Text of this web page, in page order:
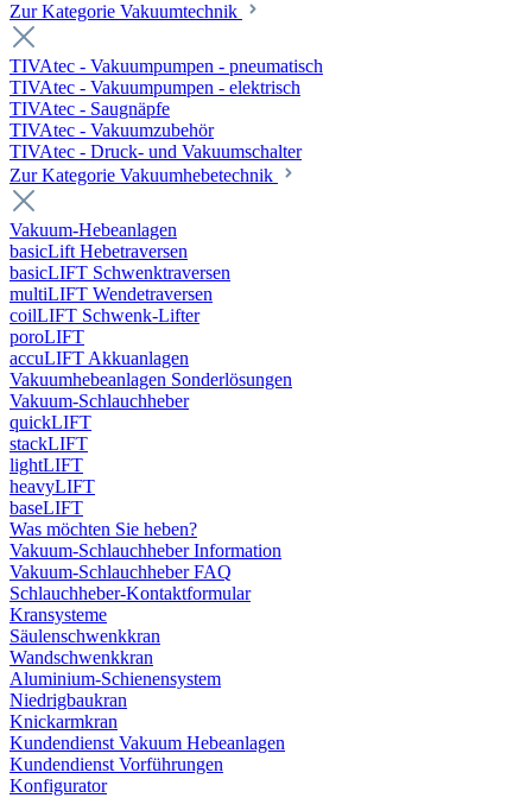
Zur Kategorie Vakuumtechnik
TIVAtec - Vakuumpumpen - pneumatisch
TIVAtec - Vakuumpumpen - elektrisch
TIVAtec - Saugnäpfe
TIVAtec - Vakuumzubehör
TIVAtec - Druck- und Vakuumschalter
Zur Kategorie Vakuumhebetechnik
Vakuum-Hebeanlagen
basicLift Hebetraversen
basicLIFT Schwenktraversen
multiLIFT Wendetraversen
coilLIFT Schwenk-Lifter
poroLIFT
accuLIFT Akkuanlagen
Vakuumhebeanlagen Sonderlösungen
Vakuum-Schlauchheber
quickLIFT
stackLIFT
lightLIFT
heavyLIFT
baseLIFT
Was möchten Sie heben?
Vakuum-Schlauchheber Information
Vakuum-Schlauchheber FAQ
Schlauchheber-Kontaktformular
Kransysteme
Säulenschwenkkran
Wandschwenkkran
Aluminium-Schienensystem
Niedrigbaukran
Knickarmkran
Kundendienst Vakuum Hebeanlagen
Kundendienst Vorführungen
Konfigurator